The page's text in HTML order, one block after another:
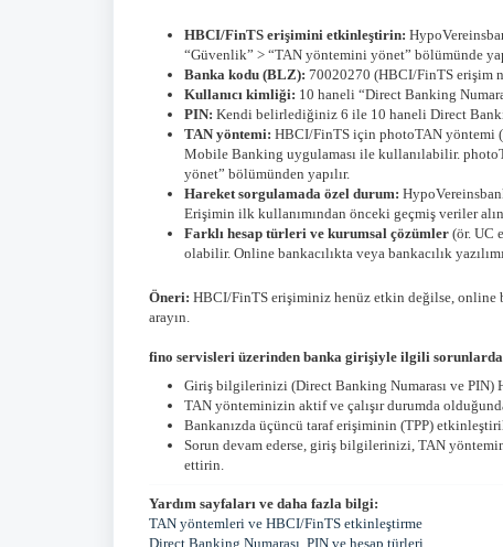
HBCI/FinTS erişimini etkinleştirin:
“Güvenlik” > “TAN yöntemini yönet” bölümünde
Banka kodu (BLZ): 70020270 (HBCI/FinTS erişim
Kullanıcı kimliği: 10 haneli “Direct Banking
PIN: Kendi belirlediğiniz 6 ile 10 haneli Direct
TAN yöntemi: HBCI/FinTS için photoTAN yöntemi
Mobile Banking uygulaması ile kullanılabilir.
yönet” bölümünden yapılır.
Hareket sorgulamada özel durum:
Erişimin ilk kullanımından önceki geçmiş veriler
Farklı hesap türleri ve kurumsal çözümler (ör. UC
olabilir. Online bankacılıkta veya bankacılık
Öneri: HBCI/FinTS erişiminiz henüz etkin değilse, online
arayın.
fino servisleri üzerinden banka girişiyle ilgili
Giriş bilgilerinizi (Direct Banking Numarası ve
TAN yönteminizin aktif ve çalışır durumda
Bankanızda üçüncü taraf erişiminin (TPP)
Sorun devam ederse, giriş bilgilerinizi, TAN
ettirin.
Yardım sayfaları ve daha fazla bilgi:
TAN yöntemleri ve HBCI/FinTS etkinleştirme
Direct Banking Numarası, PIN ve hesap türleri